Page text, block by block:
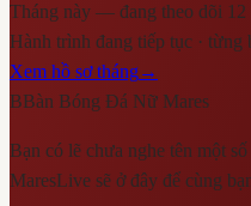
Tháng này — đang theo dõi 12
Hành trình đang tiếp tục · từng
Xem hồ sơ tháng→
BBàn Bóng Đá Nữ Mares
Bạn có lẽ chưa nghe tên một
MaresLive sẽ ở đây để cùng